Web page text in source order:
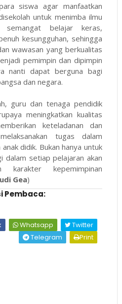
siswa agar manfaatkan
untuk menimba ilmu
semangat belajar keras,
kesungguhan, sehingga
wawasan yang berkualitas
pemimpin dan dipimpin
nanti dapat berguna bagi
dan negara.
guru dan tenaga pendidik
meningkatkan kualitas
keteladanan dan
tugas dalam
didik. Bukan hanya untuk
dalam setiap pelajaran akan
karakter kepemimpinan
Gea)
Pembaca:
Whatsapp
Twitter
Telegram
Print